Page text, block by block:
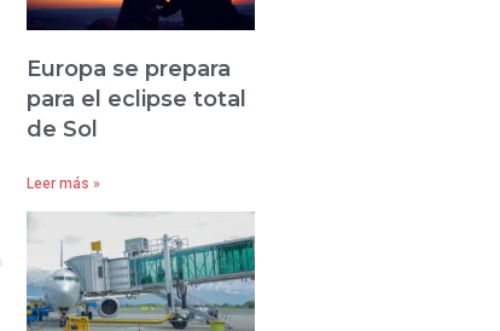
Europa se prepara
para el eclipse total
de Sol
Leer más »